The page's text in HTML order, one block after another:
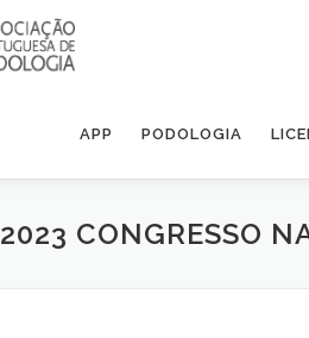
APP PODOLOGIA
2023 CONGRESSO